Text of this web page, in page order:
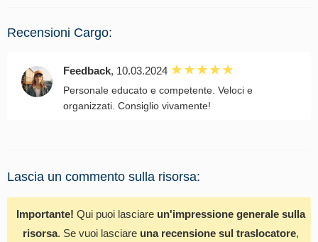
Recensioni Cargo:
Feedback, 10.03.2024
Personale educato e competente. Veloci e
organizzati. Consiglio vivamente!
Lascia un commento sulla risorsa:
Importante! Qui puoi lasciare un'impressione generale sulla
risorsa. Se vuoi lasciare una recensione sul traslocatore,